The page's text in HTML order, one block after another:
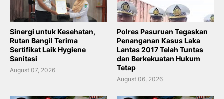
Sinergi untuk Kesehatan,
Rutan Bangil Terima
Sertifikat Laik Hygiene
Sanitasi
August 07, 2026
Polres Pasuruan Tegaskan
Penanganan Kasus Laka
Lantas 2017 Telah Tuntas
dan Berkekuatan Hukum
Tetap
August 06, 2026